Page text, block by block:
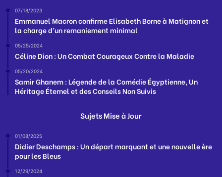
07/18/2023
Emmanuel Macron confirme Elisabeth Borne à Matignon et
la charge d’un remaniement minimal
05/25/2024
Céline Dion : Un Combat Courageux Contre la Maladie
05/20/2024
Samir Ghanem : Légende de la Comédie Égyptienne, Un
Héritage Éternel et des Conseils Non Suivis
Sujets Mise à Jour
01/08/2025
Didier Deschamps : Un départ marquant et une nouvelle ère
pour les Bleus
12/29/2024